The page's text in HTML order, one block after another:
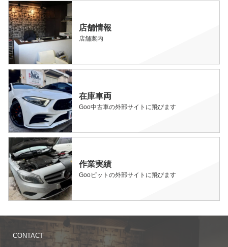
店舗情報
店舗案内
在庫車両
Goo中古車の外部サイトに飛びます
作業実績
Gooピットの外部サイトに飛びます
CONTACT